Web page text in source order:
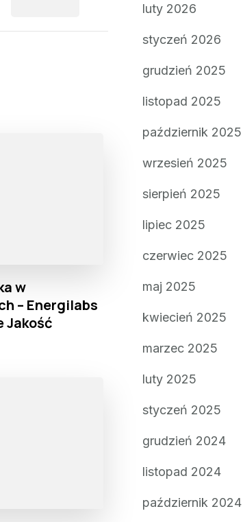
w
– Energilabs
Jakość
luty 2026
styczeń 2026
grudzień 2025
listopad 2025
październik 2025
wrzesień 2025
sierpień 2025
lipiec 2025
czerwiec 2025
maj 2025
kwiecień 2025
marzec 2025
luty 2025
styczeń 2025
grudzień 2024
listopad 2024
październik 2024